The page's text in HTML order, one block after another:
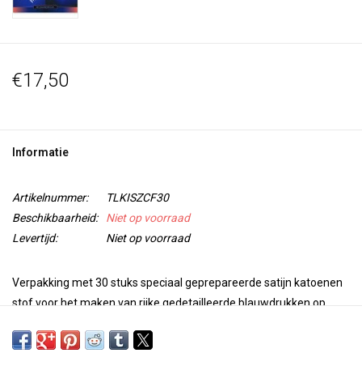
€17,50
Informatie
Artikelnummer:
TLKISZCF30
Beschikbaarheid:
Niet op voorraad
Levertijd:
Niet op voorraad
Verpakking met 30 stuks speciaal geprepareerde satijn katoenen
stof voor het maken van rijke gedetailleerde blauwdrukken op
Cyanotype is een antiek fotografisch afdrukproces, ontwikkeld in